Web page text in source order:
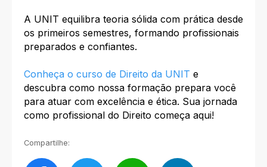
A UNIT equilibra teoria sólida com prática desde
os primeiros semestres, formando profissionais
preparados e confiantes.
Conheça o curso de Direito da UNIT e
descubra como nossa formação prepara você
para atuar com excelência e ética. Sua jornada
como profissional do Direito começa aqui!
Compartilhe: